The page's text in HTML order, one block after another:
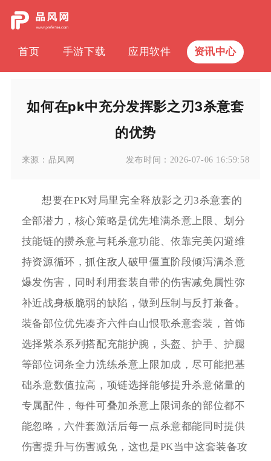
首页 手游下载 应用软件 资讯中心
如何在pk中充分发挥影之刃3杀意套
的优势
来源： 品风网 发布时间： 2026-07-06 16:59:58
想要在PK对局里完全释放影之刃3杀意套的
全部潜力，核心策略是优先堆满杀意上限、划分
技能链的攒杀意与耗杀意功能、依靠完美闪避维
持资源循环，抓住敌人破甲僵直阶段倾泻满杀意
爆发伤害，同时利用套装自带的伤害减免属性弥
补近战身板脆弱的缺陷，做到压制与反打兼备。
装备部位优先凑齐六件白山恨歌杀意套装，首饰
选择紫杀系列搭配充能护腕，头盔、护手、护腿
等部位词条全力洗练杀意上限加成，尽可能把基
础杀意数值拉高，项链选择能够提升杀意储量的
专属配件，每件可叠加杀意上限词条的部位都不
能忽略，六件套激活后每一点杀意都能同时提供
伤害提升与伤害减免，这也是PK当中这套装备攻